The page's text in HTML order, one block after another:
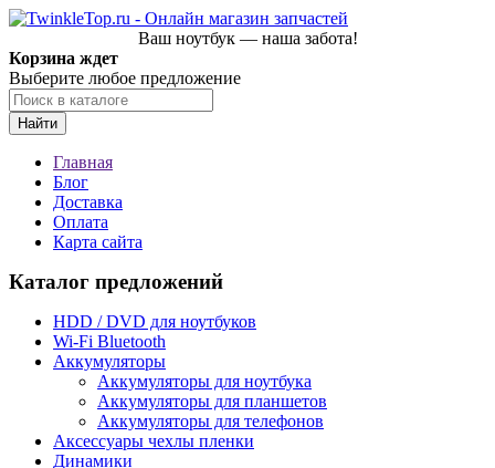
Ваш ноутбук — наша забота!
Корзина ждет
Выберите любое предложение
Найти
Главная
Блог
Доставка
Оплата
Карта сайта
Каталог предложений
HDD / DVD для ноутбуков
Wi-Fi Bluetooth
Аккумуляторы
Аккумуляторы для ноутбука
Аккумуляторы для планшетов
Аккумуляторы для телефонов
Аксессуары чехлы пленки
Динамики